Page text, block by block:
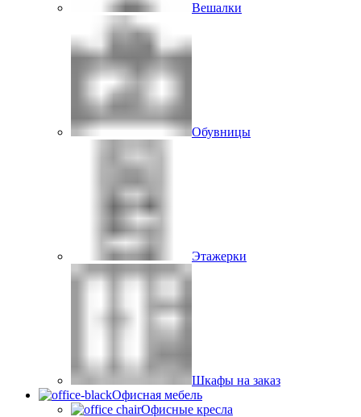
Вешалки
Обувницы
Этажерки
Шкафы на заказ
Офисная мебель
Офисные кресла